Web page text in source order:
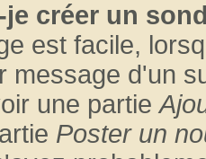
créer un
est facile,
message d'un
une partie
Poster un